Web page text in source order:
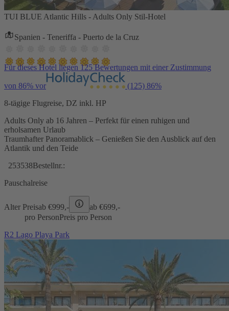
TUI BLUE Atlantic Hills - Adults Only Stil-Hotel
Spanien - Teneriffa - Puerto de la Cruz
Für dieses Hotel liegen 125 Bewertungen mit einer Zustimmung
von 86% vor (125) 86%
8-tägige Flugreise, DZ inkl. HP
Adults Only ab 16 Jahren – Perfekt für einen ruhigen und
erholsamen Urlaub
Traumhafter Panoramablick – Genießen Sie den Ausblick auf den
Atlantik und den Teide
253538Bestellnr.:
Pauschalreise
Alter Preisab €999,- ab €699,-
pro PersonPreis pro Person
R2 Lago Playa Park